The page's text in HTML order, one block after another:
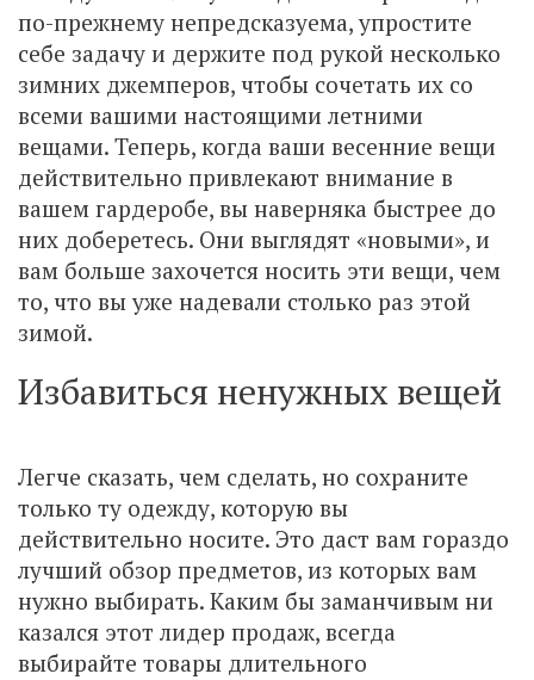
по-прежнему непредсказуема, упростите
себе задачу и держите под рукой несколько
зимних джемперов, чтобы сочетать их со
всеми вашими настоящими летними
вещами. Теперь, когда ваши весенние вещи
действительно привлекают внимание в
вашем гардеробе, вы наверняка быстрее до
них доберетесь. Они выглядят «новыми», и
вам больше захочется носить эти вещи, чем
то, что вы уже надевали столько раз этой
зимой.
Избавиться ненужных вещей
Легче сказать, чем сделать, но сохраните
только ту одежду, которую вы
действительно носите. Это даст вам гораздо
лучший обзор предметов, из которых вам
нужно выбирать. Каким бы заманчивым ни
казался этот лидер продаж, всегда
выбирайте товары длительного